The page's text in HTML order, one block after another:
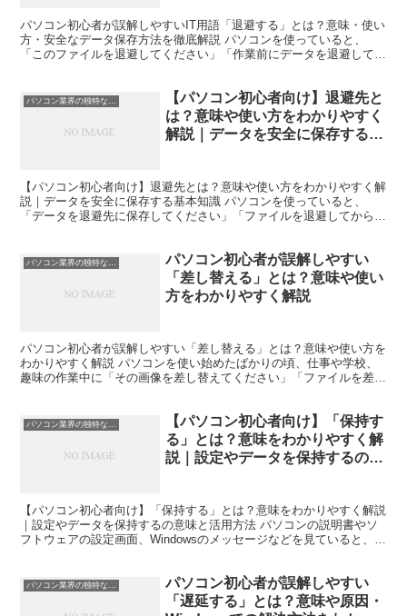
パソコン初心者が誤解しやすいIT用語「退避する」とは？意味・使い
方・安全なデータ保存方法を徹底解説 パソコンを使っていると、
「このファイルを退避してください」「作業前にデータを退避してお
【パソコン初心者向け】退避先と
は？意味や使い方をわかりやすく
解説｜データを安全に保存する基
【パソコン初心者向け】退避先とは？意味や使い方をわかりやすく解
説｜データを安全に保存する基本知識 パソコンを使っていると、
「データを退避先に保存してください」「ファイルを退避してから作
パソコン初心者が誤解しやすい
「差し替える」とは？意味や使い
方をわかりやすく解説
パソコン初心者が誤解しやすい「差し替える」とは？意味や使い方を
わかりやすく解説 パソコンを使い始めたばかりの頃、仕事や学校、
趣味の作業中に「その画像を差し替えてください」「ファイルを差し
【パソコン初心者向け】「保持す
る」とは？意味をわかりやすく解
説｜設定やデータを保持するの意
【パソコン初心者向け】「保持する」とは？意味をわかりやすく解説
｜設定やデータを保持するの意味と活用方法 パソコンの説明書やソ
フトウェアの設定画面、Windowsのメッセージなどを見ていると、
パソコン業界の独特な言い回し
パソコン初心者が誤解しやすい
「遅延する」とは？意味や原因・